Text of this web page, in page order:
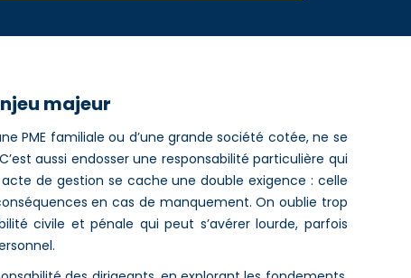
majeur
PME familiale ou d’une grande société cotée, ne se
aussi endosser une responsabilité particulière qui
de gestion se cache une double exigence : celle
en cas de manquement. On oublie trop
civile et pénale qui peut s’avérer lourde, parfois